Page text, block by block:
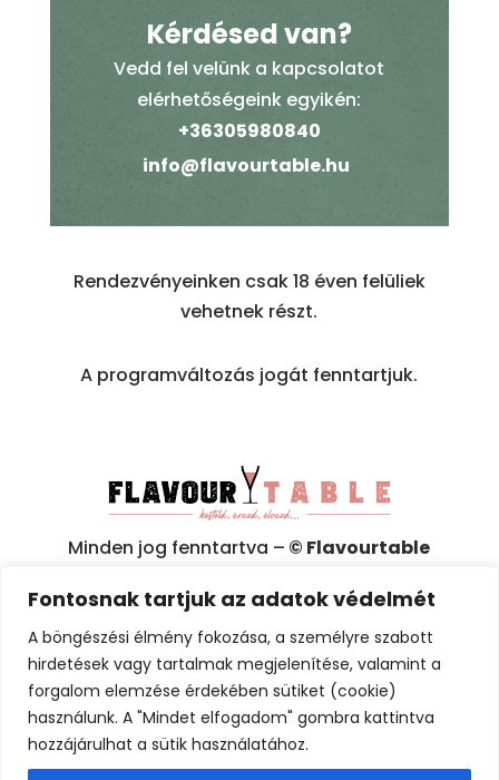
Fontosnak tartjuk az adatok védelmét
A böngészési élmény fokozása, a személyre szabott
hirdetések vagy tartalmak megjelenítése, valamint a
forgalom elemzése érdekében sütiket (cookie)
használunk. A "Mindet elfogadom" gombra kattintva
hozzájárulhat a sütik használatához.
Kérdésed van?
Vedd fel velünk a kapcsolatot
elérhetőségeink egyikén:
+36305980840
info@flavourtable.hu
Rendezvényeinken csak 18 éven felüliek
vehetnek részt.
A programváltozás jogát fenntartjuk.
Minden jog fenntartva – © Flavourtable
Adatkezelési tájékoztató (GDPR)
Általános Szerződési Feltételek (ÁSZF)
Érintésvédelmi minősítő irat
Játékszabályzat